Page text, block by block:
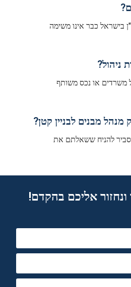
ניהול?
משרדים או נכס משותף
מבנים לבניין קטן?
סביר להניח ששאלתם את
אליכם בהקדם!